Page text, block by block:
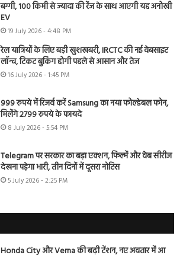
बग्गी, 100 किमी से ज्यादा की रेंज के साथ आएगी यह अनोखी
EV
19 July 2026 - 4:48 PM
रेल यात्रियों के लिए बड़ी खुशखबरी, IRCTC की नई वेबसाइट
लॉन्च, टिकट बुकिंग होगी पहले से आसान और तेज
16 July 2026 - 1:45 PM
999 रुपये में रिजर्व करें Samsung का नया फोल्डेबल फोन,
मिलेंगे 2799 रुपये के फायदे
8 July 2026 - 5:54 PM
Telegram पर सरकार का बड़ा एक्शन, फिल्में और वेब सीरीज
देखना पड़ेगा भारी, तीन दिनों में दूसरा नोटिस
5 July 2026 - 2:25 PM
Honda City और Verna की बढ़ी टेंशन, नए अवतार में आ